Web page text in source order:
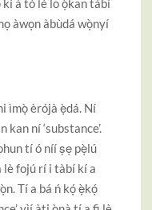
kí á tó lè lo ọ̀kan tàbí
àwọn àbùdá wọ̀nyí
ìmọ̀ èrójà ẹ̀dá. Ní
kan ní ‘substance’.
tí ó níí ṣẹ pẹ̀lú
lè fojú rí i tàbí kí a
Tí a bá ń kọ́ ẹ̀kọ́